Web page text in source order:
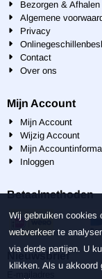
Bezorgen & Afhalen
Algemene
Privacy
Contact
Over ons
Mijn Account
Mijn Account
Wijzig Account
Mijn
Inloggen
Betaalmethoden
Nieuwsbrief
Vul je e-
Wij gebruiken cookies
webverkeer te
via derde partijen. U
klikken. Als u